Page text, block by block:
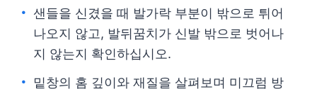
샌들을 신겼을 때 발가락 부분이 밖으로 튀어
나오지 않고, 발뒤꿈치가 신발 밖으로 벗어나
지 않는지 확인하십시오.
밑창의 홈 깊이와 재질을 살펴보며 미끄럼 방